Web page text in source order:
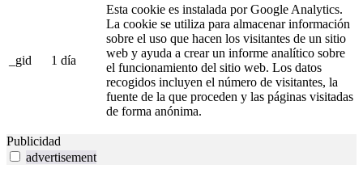
_gid 1 día
Esta cookie es instalada por Google Analytics.
La cookie se utiliza para almacenar información
sobre el uso que hacen los visitantes de un sitio
web y ayuda a crear un informe analítico sobre
el funcionamiento del sitio web. Los datos
recogidos incluyen el número de visitantes, la
fuente de la que proceden y las páginas visitadas
de forma anónima.
Publicidad
advertisement